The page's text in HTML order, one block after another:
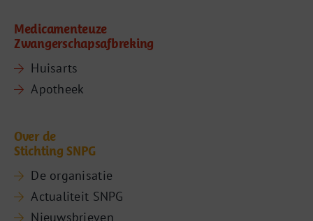
Medicamenteuze
Zwangerschapsafbreking
Huisarts
Apotheek
Over de
Stichting SNPG
De organisatie
Actualiteit SNPG
Nieuwsbrieven